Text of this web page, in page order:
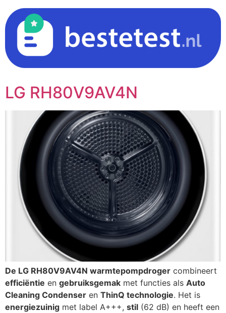
naar
inhoud
LG RH80V9AV4N
De LG RH80V9AV4N warmtepompdroger combineert
efficiëntie en gebruiksgemak met functies als Auto
Cleaning Condenser en ThinQ technologie. Het is
energiezuinig met label A+++, stil (62 dB) en heeft een